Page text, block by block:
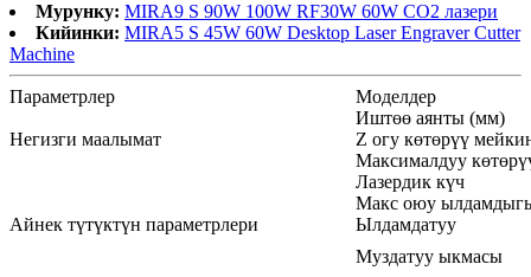
Мурунку: MIRA9 S 90W 100W RF30W 60W CO2 лазери
Кийинки: MIRA5 S 45W 60W Desktop Laser Engraver Cutter
Machine
Параметрлер Моделдер
Негизги маалымат
Иштөө аянты (мм)
Z огу көтөрүү
Максималдуу
Айнек түтүктүн параметрлери
Лазердик күч
Макс оюу
Ылдамдатуу
Муздатуу ыкмасы